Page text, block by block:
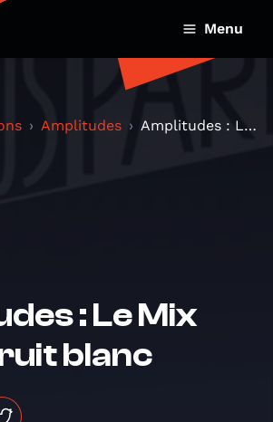
Menu
Amplitudes Amplitudes : Le Mix #14 - Bruit blanc
: Le Mix
blanc